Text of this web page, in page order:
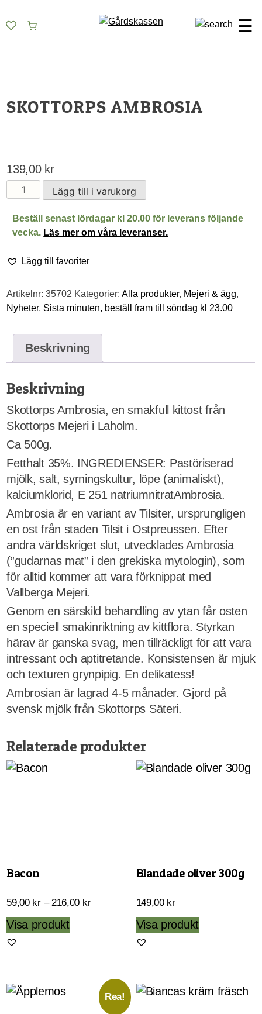
to
☰
SKOTTORPS AMBROSIA
139,00 kr
Skottorps
Ambrosia
Lägg till i varukorg
Beställ senast lördagar kl 20.00 för leverans följande
vecka. Läs mer om våra leveranser.
Lägg till favoriter
Artikelnr:35702 Kategorier:Alla produkter, Mejeri & ägg,
Nyheter, Sista minuten, beställ fram till söndag kl 23.00
Beskrivning
Beskrivning
Skottorps Ambrosia, en smakfull kittost från
Skottorps Mejeri i Laholm.
Ca 500g.
Fetthalt 35%. INGREDIENSER: Pastöriserad
mjölk, salt, syrningskultur, löpe (animaliskt),
kalciumklorid, E 251 natriumnitratAmbrosia.
Ambrosia är en variant av Tilsiter, ursprungligen
en ost från staden Tilsit i Ostpreussen. Efter
andra världskriget slut, utvecklades Ambrosia
(”gudarnas mat” i den grekiska mytologin), som
för alltid kommer att vara förknippat med
Vallberga Mejeri.
Genom en särskild behandling av ytan får osten
en speciell smakinriktning av kittflora. Styrkan
härav är ganska svag, men tillräckligt för att vara
intressant och aptitretande. Konsistensen är mjuk
och texturen grynpipig. En delikatess!
Ambrosian är lagrad 4-5 månader. Gjord på
svensk mjölk från Skottorps Säteri.
Relaterade produkter
Bacon
59,00 kr – 216,00 krPrisintervall:
Visa produktDen
varianter.
Blandade oliver 300g
149,00 kr
Visa produkt
Rea!